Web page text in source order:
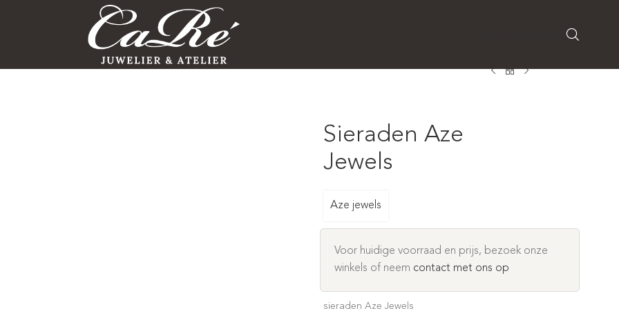
Sieraden Aze
Jewels
Aze jewels
Voor huidige voorraad en prijs, bezoek onze
winkels of neem contact met ons op
sieraden Aze Jewels